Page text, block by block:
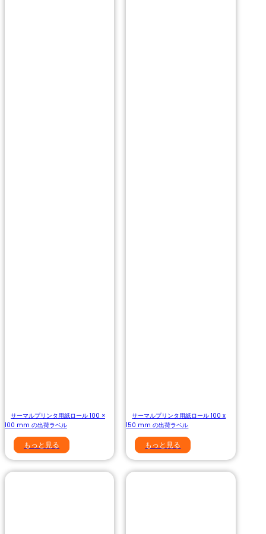
サーマルプリンタ用紙ロール 100 ×
100 mm の出荷ラベル
もっと見る
サーマルプリンタ用紙ロール 100 x
150 mm の出荷ラベル
もっと見る